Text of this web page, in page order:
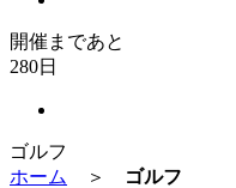
開催まであと
280日
ゴルフ
ホーム
＞ ゴルフ